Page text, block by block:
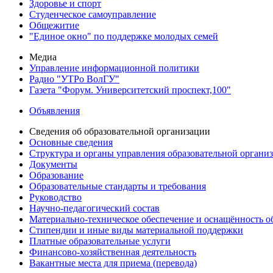
Здоровье и спорт
Студенческое самоуправление
Общежитие
"Единое окно" по поддержке молодых семей
Медиа
Управление информационной политики
Радио "УТРо ВолГУ"
Газета "Форум. Университетский проспект,100"
Объявления
Сведения об образовательной организации
Основные сведения
Структура и органы управления образовательной
Документы
Образование
Образовательные стандарты и требования
Руководство
Научно-педагогический состав
Материально-техническое обеспечение и оснащённость
Стипендии и иные виды материальной поддержки
Платные образовательные услуги
Финансово-хозяйственная деятельность
Вакантные места для приема (перевода)